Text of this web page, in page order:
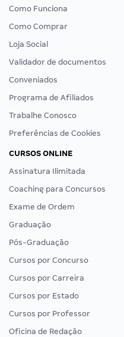
Como Funciona
Como Comprar
Loja Social
Validador de documentos
Conveniados
Programa de Afiliados
Trabalhe Conosco
Preferências de Cookies
CURSOS ONLINE
Assinatura Ilimitada
Coaching para Concursos
Exame de Ordem
Graduação
Pós-Graduação
Cursos por Concurso
Cursos por Carreira
Cursos por Estado
Cursos por Professor
Oficina de Redação